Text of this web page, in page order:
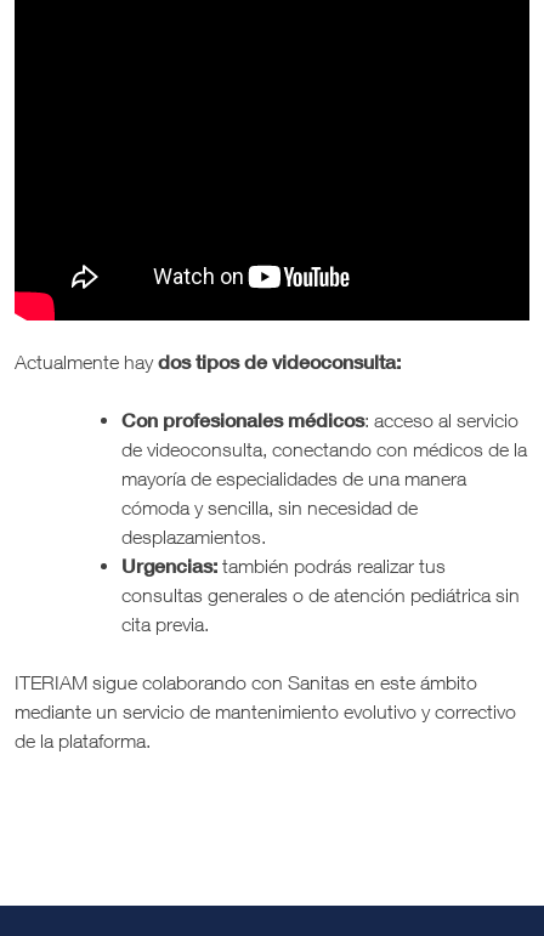
Actualmente haydos tipos de videoconsulta:
Con profesionales médicos: acceso al servicio
de videoconsulta, conectando con médicos de la
mayoría de especialidades de una manera
cómoda y sencilla, sin necesidad de
desplazamientos.
Urgencias: también podrás realizar tus
consultas generales o de atención pediátrica sin
cita previa.
ITERIAM sigue colaborando con Sanitas en este ámbito
mediante un servicio de mantenimiento evolutivo y correctivo
de la plataforma.